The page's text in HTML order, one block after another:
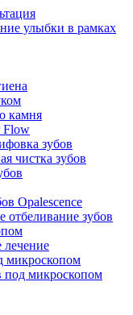
улыбки в рамках
камня
Flow
зубов
чистка зубов
Opalescence
отбеливание зубов
микроскопом
под микроскопом